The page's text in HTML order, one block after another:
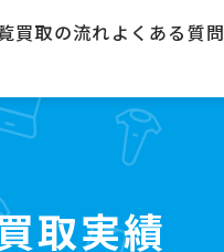
買取の流れよくある質問
取実績